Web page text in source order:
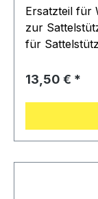
Ersatzteil für
zur
für
Regulärer
13,50 €